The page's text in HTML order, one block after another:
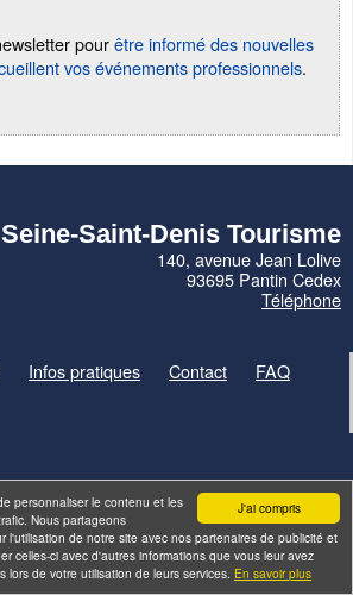
J'ai compris
personnaliser le contenu et les
Nous partageons
l'utilisation de notre site avec nos partenaires de publicité et
celles-ci avec d'autres informations que vous leur avez
lors de votre utilisation de leurs services. En savoir plus
pourêtre informé des nouvelles
vos événements professionnels.
Seine-Saint-Denis Tourisme
140, avenue Jean Lolive
93695 Pantin Cedex
Téléphone
Infos pratiques Contact
FAQ
Site parID-Alizés